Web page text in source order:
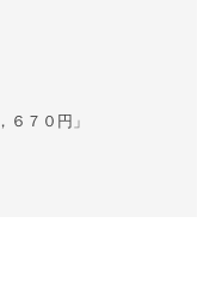
６７０円」